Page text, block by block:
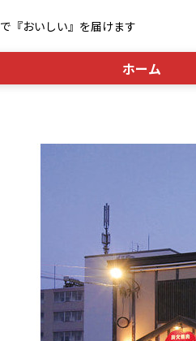
『おいしい』を届けます
ホーム